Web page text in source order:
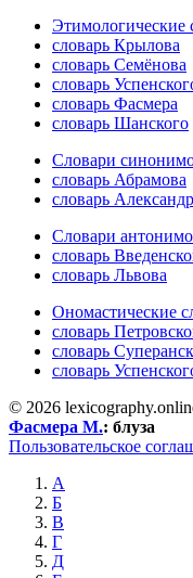
Этимологические
словарь Крылова
словарь Семёнова
словарь
словарь Фасмера
словарь Шанского
Словари
словарь Абрамова
словарь
Словари
словарь
словарь Львова
Ономастические
словарь
словарь
словарь
© 2026
Фасмера М.: блуза
Пользовательское
А
Б
В
Г
Д